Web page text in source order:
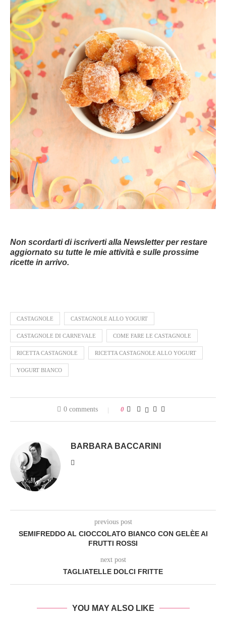
Non scordarti di iscriverti alla Newsletter per restare
aggiornato su tutte le mie attività e sulle prossime
ricette in arrivo.
CASTAGNOLE CASTAGNOLE ALLO YOGURT
CASTAGNOLE DI CARNEVALE COME FARE LE CASTAGNOLE
RICETTA CASTAGNOLE RICETTA CASTAGNOLE ALLO YOGURT
YOGURT BIANCO
0 comments 0
BARBARA BACCARINI
previous post
SEMIFREDDO AL CIOCCOLATO BIANCO CON GELÈE AI
FRUTTI ROSSI
next post
TAGLIATELLE DOLCI FRITTE
YOU MAY ALSO LIKE